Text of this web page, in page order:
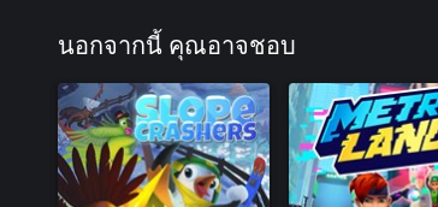
Face the opponents in a local competitive mode
the victory. SCORE - challenge your competitors
VIRUS - spread the infection by crashing into
standing wins!
CHECKPOINT - first to hit a checkpoint gets a
CAPTURE THE CROWN - you have 90 seconds
or you won’t reign supreme in the arena.
นอกจากนี้ คุณอาจชอบ